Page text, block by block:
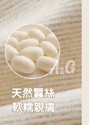
為交易完成。
但若您需要取消訂單，請聯絡
視為有效，需透過AFTEE先享
帳頁面顯示為準，若有關於
問，請聯繫「AFTEE先享後付
support/home
先享後付」服務完成之交
將交易相關給付款項請求債